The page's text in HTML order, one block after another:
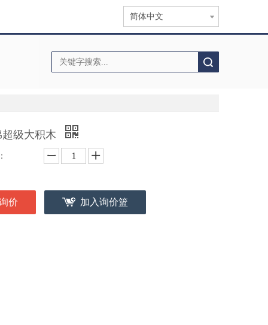
简体中文
级大积木
价 加入询价篮